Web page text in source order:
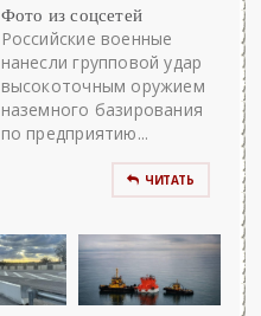
Фото из соцсетей
Российские военные
нанесли групповой удар
высокоточным оружием
наземного базирования
по предприятию...
ЧИТАТЬ